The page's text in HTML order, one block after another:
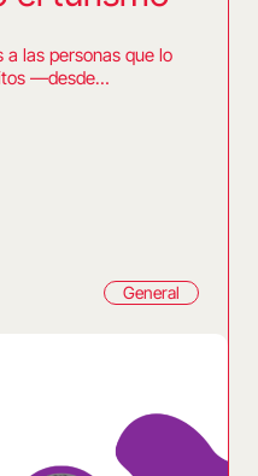
a las personas que lo
—desde…
General